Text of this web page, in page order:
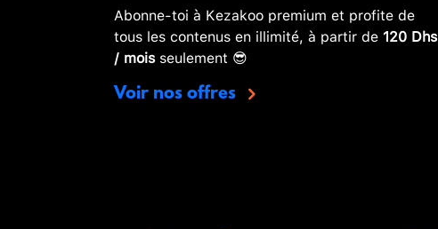
Abonne-toi à Kezakoo premium et profite de
tous les contenus en illimité, à partir de 120 Dhs
/ moisseulement 😎
Voir nos offres